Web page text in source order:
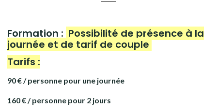
Formation : Possibilité de présence à la
journée et de tarif de couple
Tarifs :
90 € / personne pour une journée
160 € / personne pour 2 jours